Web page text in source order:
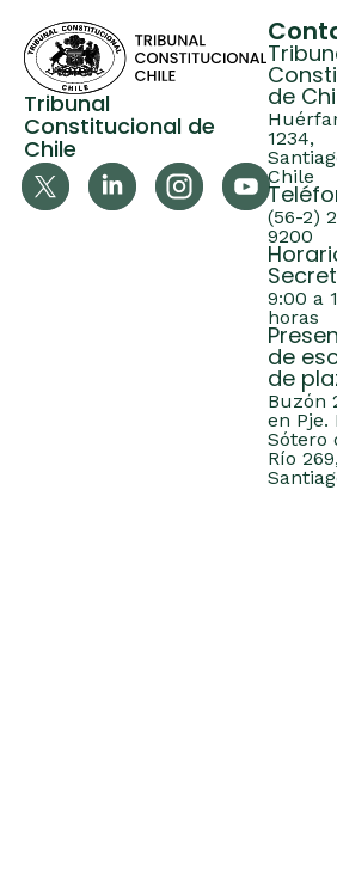
Tribunal
Constitucional de
Chile
de
1234,
Chile
(56-2)
9200
9:00 a
horas
de
de
Buzón
en Pje.
Sótero
Río